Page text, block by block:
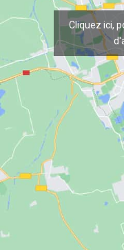
Cliquez ici,